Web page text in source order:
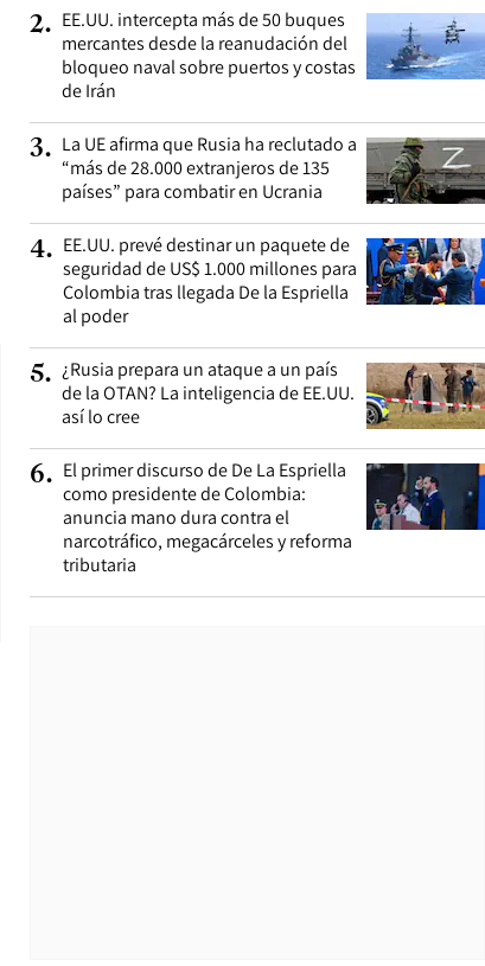
2. EE.UU. intercepta más de 50 buques
mercantes desde la reanudación del
bloqueo naval sobre puertos y costas
de Irán
3. La UE afirma que Rusia ha reclutado a
“más de 28.000 extranjeros de 135
países” para combatir en Ucrania
4. EE.UU. prevé destinar un paquete de
seguridad de US$ 1.000 millones para
Colombia tras llegada De la Espriella
al poder
5. ¿Rusia prepara un ataque a un país
de la OTAN? La inteligencia de EE.UU.
así lo cree
6. El primer discurso de De La Espriella
como presidente de Colombia:
anuncia mano dura contra el
narcotráfico, megacárceles y reforma
tributaria